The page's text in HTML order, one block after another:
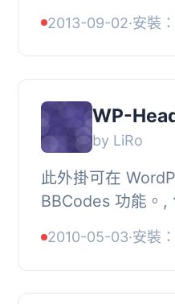
設置要顯示的文章
好的功能即...
2013-09-02·安裝
WP-
by LiRo
此外掛可在
BBCodes 功能。,
不包含索引的使
[h=1-5...
2010-05-03·安裝